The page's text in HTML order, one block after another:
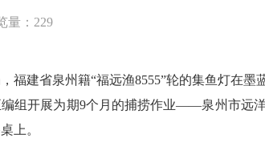
量： 229
建省泉州籍“福远渔8555”轮的集鱼灯在墨
组开展为期9个月的捕捞作业——泉州市远
上。